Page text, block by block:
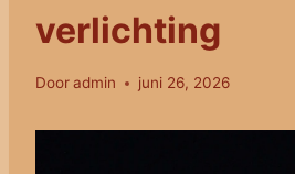
verlichting
Dooradmin juni 26, 2026